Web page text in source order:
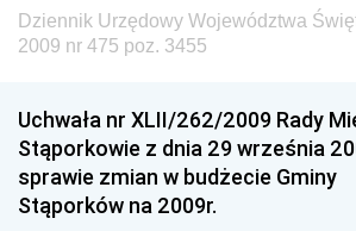
Dziennik Urzędowy Ministra
Dziennik Urzędowy Ministra Kultury,
Narodowego i Sportu
Dziennik Urzędowy Ministra
Społecznej
Dziennik Urzędowy Województwa
2009 nr 475 poz. 3455
Uchwała nr XLII/262/2009 Rady
Stąporkowie z dnia 29 września
sprawie zmian w budżecie Gminy
Stąporków na 2009r.